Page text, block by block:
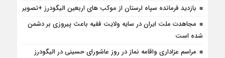
بازدید فرمانده سپاه لرستان از موکب های اربعین الیگودرز +تصویر
مجاهدت ملت ایران در سایه ولایت فقیه باعث پیروزی بر دشمن
شده است
مراسم عزاداری واقامه نماز در روز عاشورای حسینی در الیگودرز